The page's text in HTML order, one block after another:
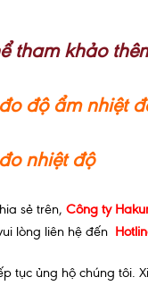
tham khảo
độ ẩm nhiệt
nhiệt độ
sẻ trên, Công ty
lòng liên hệ đến
tục ủng hộ chúng tôi.